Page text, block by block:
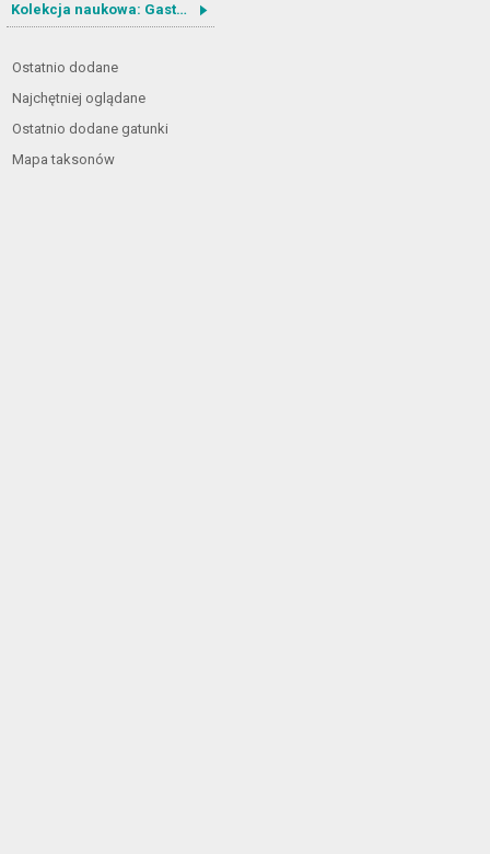
Kolekcja naukowa: Gastrotricha
Ostatnio dodane
Najchętniej oglądane
Ostatnio dodane gatunki
Mapa taksonów